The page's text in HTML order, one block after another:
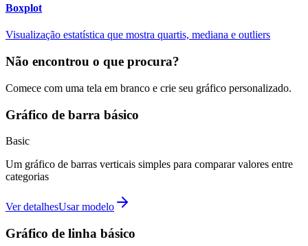
Boxplot
Visualização estatística que mostra quartis, mediana e outliers
Não encontrou o que procura?
Comece com uma tela em branco e crie seu gráfico personalizado.
Gráfico de barra básico
Basic
Um gráfico de barras verticais simples para comparar valores entre
categorias
Ver detalhesUsar modelo
Gráfico de linha básico